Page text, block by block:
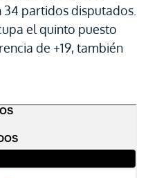
partidos disputados.
el quinto puesto
de +19, también